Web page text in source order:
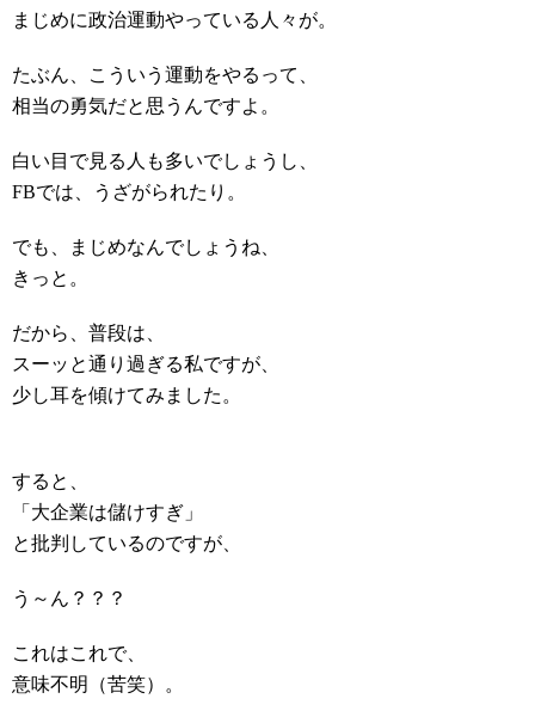
まじめに政治運動やっている人々が。
たぶん、こういう運動をやるって、
相当の勇気だと思うんですよ。
白い目で見る人も多いでしょうし、
FBでは、うざがられたり。
でも、まじめなんでしょうね、
きっと。
だから、普段は、
スーッと通り過ぎる私ですが、
少し耳を傾けてみました。
すると、
「大企業は儲けすぎ」
と批判しているのですが、
う～ん？？？
これはこれで、
意味不明（苦笑）。